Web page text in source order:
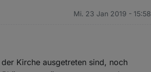
Mi. 23 Jan 2019 - 15:58
Kirche ausgetreten sind, noch